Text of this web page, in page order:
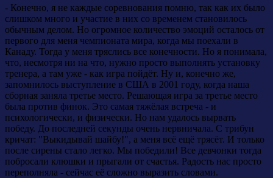
- Конечно, я не каждые соревнования помню, так как их было
слишком много и участие в них со временем становилось
обычным делом. Но огромное количество эмоций осталось от
первого для меня чемпионата мира, когда мы поехали в
Канаду. Тогда у меня тряслись все конечности. Но я понимала,
что, несмотря ни на что, нужно просто выполнять установку
тренера, а там уже - как игра пойдёт. Ну и, конечно же,
запомнилось выступление в США в 2001 году, когда наша
сборная заняла третье место. Решающая игра за третье место
была против финок. Это самая тяжёлая встреча - и
психологически, и физически. Но нам удалось вырвать
победу. До последней секунды очень нервничала. С трибун
кричат: "Выкидывай шайбу!", а меня всё ещё трясёт. И только
после сирены стало легко. Мы победили! Все девчонки тогда
побросали клюшки и прыгали от счастья. Радость нас просто
переполняла - сейчас её сложно выразить словами.